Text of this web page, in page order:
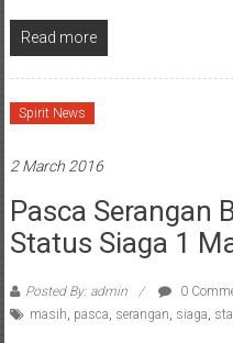
Read more
Spirit News
2 March 2016
Pasca Serangan
Status Siaga 1
Posted By: admin
0
masih pasca serangan siaga